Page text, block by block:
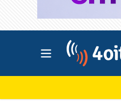
Abrir menu principal